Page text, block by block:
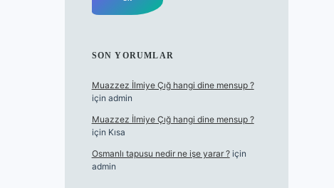
SON YORUMLAR
Muazzez İlmiye Çığ hangi dine mensup ?
için admin
Muazzez İlmiye Çığ hangi dine mensup ?
için Kısa
Osmanlı tapusu nedir ne işe yarar ?için
admin